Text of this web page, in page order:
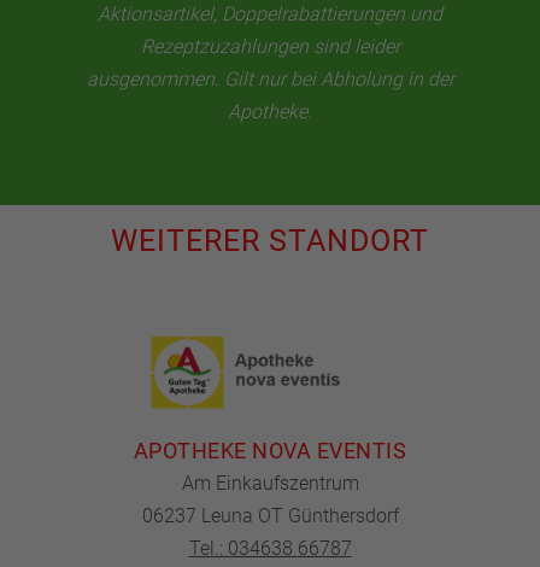
Aktionsartikel, Doppelrabattierungen und
Rezeptzuzahlungen sind leider
ausgenommen. Gilt nur bei Abholung in der
Apotheke.
WEITERER STANDORT
APOTHEKE NOVA EVENTIS
Am Einkaufszentrum
06237 Leuna OT Günthersdorf
Tel.: 034638 66787